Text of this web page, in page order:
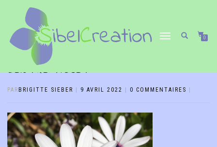
DÉPLIER/REPLIER
0
CENTRE VIOLET
PAR BRIGITTE SIEBER 9 AVRIL 2022 0 COMMENTAIRES